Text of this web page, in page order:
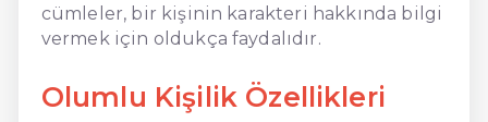
cümleler, bir kişinin karakteri hakkında bilgi
vermek için oldukça faydalıdır.
Olumlu Kişilik Özellikleri